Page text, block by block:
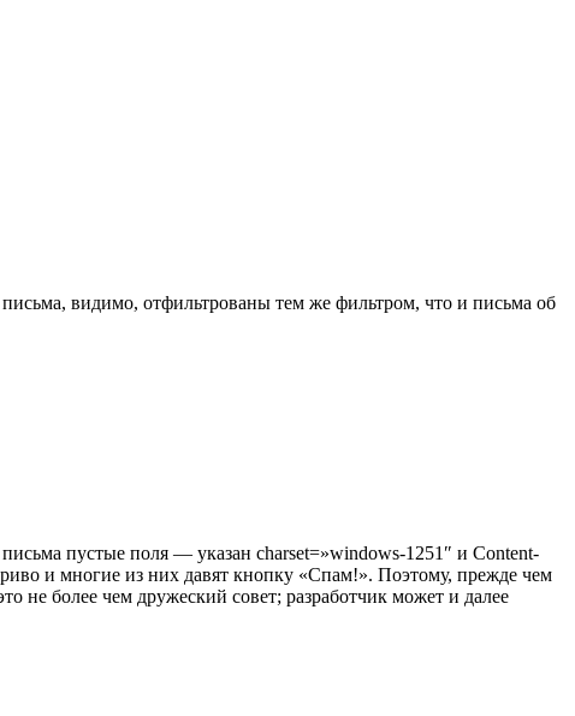
видимо, отфильтрованы тем же фильтром, что и письма об
пустые поля — указан charset=»windows-1251″ и Content-
и многие из них давят кнопку «Спам!». Поэтому, прежде чем
не более чем дружеский совет; разработчик может и далее